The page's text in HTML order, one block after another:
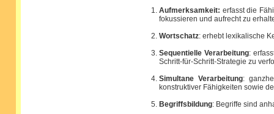
Aufmerksamkeit: erfasst die
fokussieren und aufrecht zu
Wortschatz: erhebt lexikalische
Sequentielle Verarbeitung:
Schritt-für-Schritt-Strategie zu
Simultane Verarbeitung:
konstruktiver Fähigkeiten sowie
Begriffsbildung: Begriffe sind